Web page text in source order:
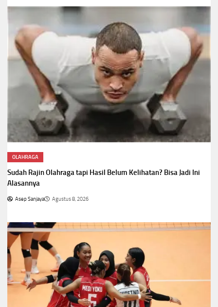
OLAHRAGA
Sudah Rajin Olahraga tapi Hasil Belum Kelihatan? Bisa Jadi Ini
Alasannya
Asep Sanjaya Agustus 8, 2026